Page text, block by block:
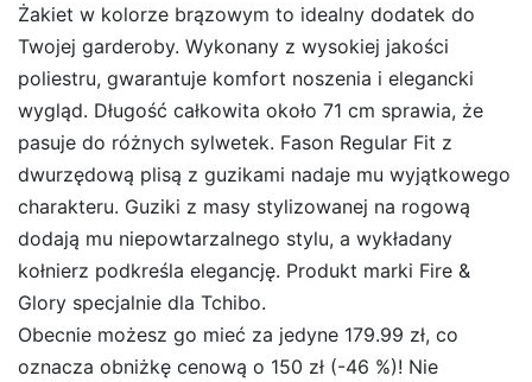
Żakiet w kolorze brązowym to idealny dodatek do
Twojej garderoby. Wykonany z wysokiej jakości
poliestru, gwarantuje komfort noszenia i elegancki
wygląd. Długość całkowita około 71 cm sprawia, że
pasuje do różnych sylwetek. Fason Regular Fit z
dwurzędową plisą z guzikami nadaje mu wyjątkowego
charakteru. Guziki z masy stylizowanej na rogową
dodają mu niepowtarzalnego stylu, a wykładany
kołnierz podkreśla elegancję. Produkt marki Fire &
Glory specjalnie dla Tchibo.
Obecnie możesz go mieć za jedyne 179.99 zł, co
oznacza obniżkę cenową o 150 zł (-46 %)! Nie